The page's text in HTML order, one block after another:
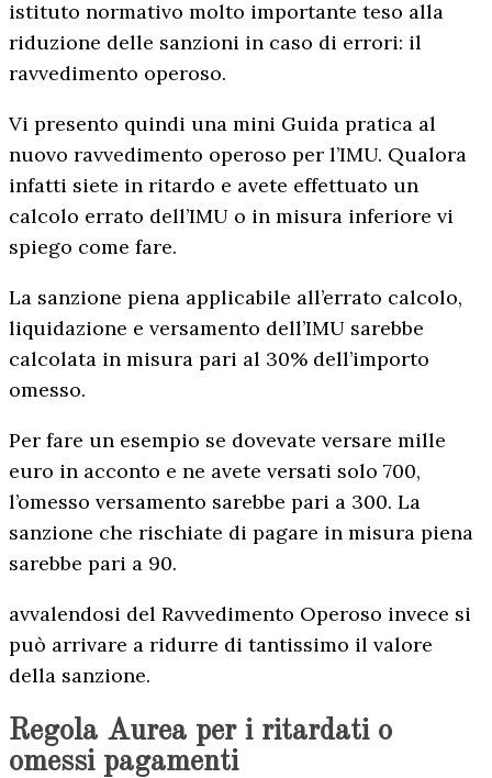
istituto normativo molto importante teso alla
riduzione delle sanzioni in caso di errori: il
ravvedimento operoso.
Vi presento quindi una mini Guida pratica al
nuovo ravvedimento operoso per l’IMU. Qualora
infatti siete in ritardo e avete effettuato un
calcolo errato dell’IMU o in misura inferiore vi
spiego come fare.
La sanzione piena applicabile all’errato calcolo,
liquidazione e versamento dell’IMU sarebbe
calcolata in misura pari al 30% dell’importo
omesso.
Per fare un esempio se dovevate versare mille
euro in acconto e ne avete versati solo 700,
l’omesso versamento sarebbe pari a 300. La
sanzione che rischiate di pagare in misura piena
sarebbe pari a 90.
avvalendosi del Ravvedimento Operoso invece si
può arrivare a ridurre di tantissimo il valore
della sanzione.
Regola Aurea per i ritardati o
omessi pagamenti